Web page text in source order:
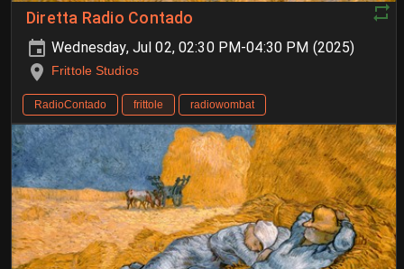
Diretta Radio Contado
Wednesday, Jul 02, 02:30 PM-04:30 PM (2025)
Frittole Studios
RadioContado frittole radiowombat